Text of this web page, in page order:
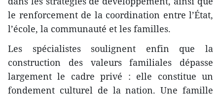
le renforcement de la coordination entre l’État,
l’école, la communauté et les familles.
Les spécialistes soulignent enfin que la
construction des valeurs familiales dépasse
largement le cadre privé : elle constitue un
fondement culturel de la nation. Une famille